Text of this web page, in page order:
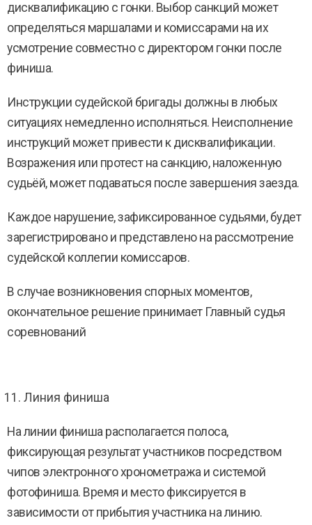
дисквалификацию с гонки. Выбор санкций может
определяться маршалами и комиссарами на их
усмотрение совместно с директором гонки после
финиша.
Инструкции судейской бригады должны в любых
ситуациях немедленно исполняться. Неисполнение
инструкций может привести к дисквалификации.
Возражения или протест на санкцию, наложенную
судьёй, может подаваться после завершения заезда.
Каждое нарушение, зафиксированное судьями, будет
зарегистрировано и представлено на рассмотрение
судейской коллегии комиссаров.
В случае возникновения спорных моментов,
окончательное решение принимает Главный судья
соревнований
Линия финиша
На линии финиша располагается полоса,
фиксирующая результат участников посредством
чипов электронного хронометража и системой
фотофиниша. Время и место фиксируется в
зависимости от прибытия участника на линию.